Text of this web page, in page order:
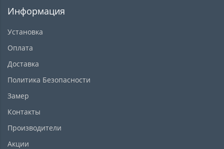
Информация
Установка
Оплата
Доставка
Политика Безопасности
Замер
Контакты
Производители
Акции